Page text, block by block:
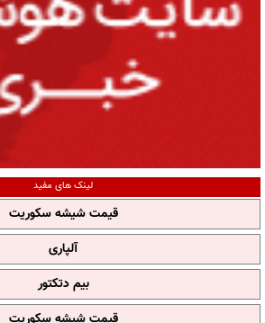
لینک های مفید
قیمت شیشه سکوریت
آلپاری
بیم دتکتور